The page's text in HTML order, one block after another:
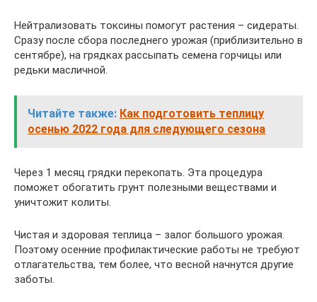
Нейтрализовать токсины помогут растения – сидераты.
Сразу после сбора последнего урожая (приблизительно в
сентябре), на грядках рассыпать семена горчицы или
редьки масличной.
Читайте также: Как подготовить теплицу
осенью 2022 года для следующего сезона
Через 1 месяц грядки перекопать. Эта процедура
поможет обогатить грунт полезными веществами и
уничтожит колиты.
Чистая и здоровая теплица – залог большого урожая.
Поэтому осенние профилактические работы не требуют
отлагательства, тем более, что весной начнутся другие
заботы.